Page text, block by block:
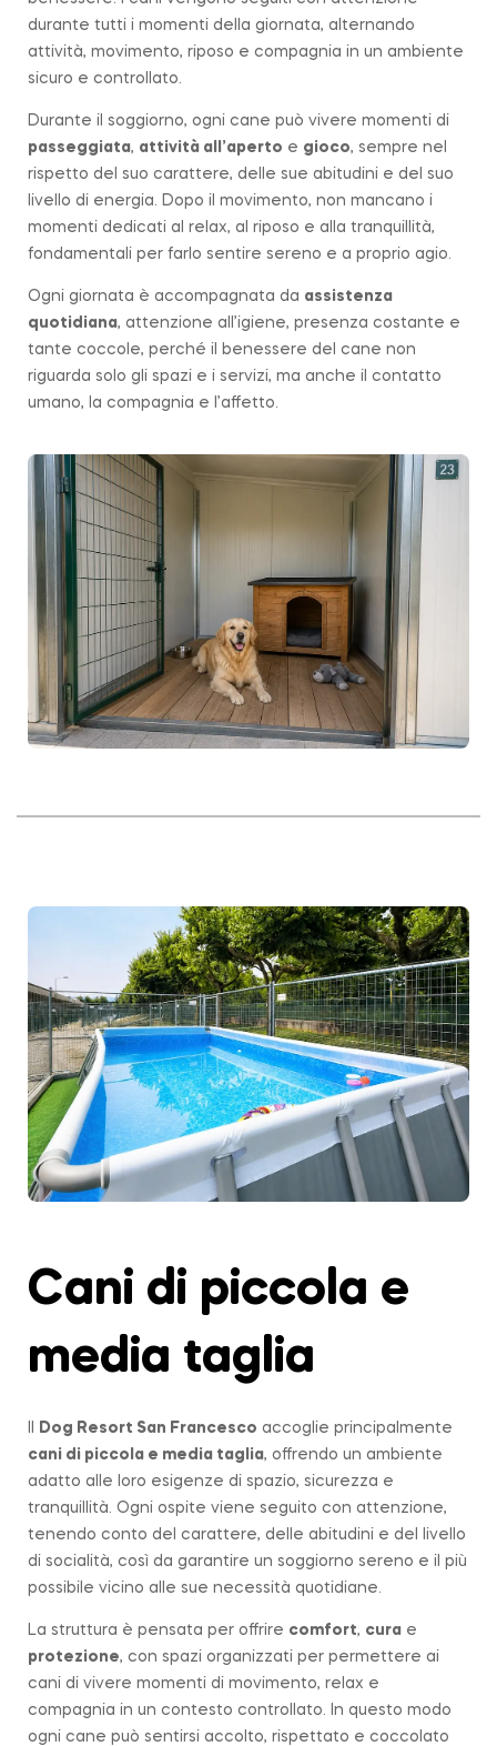
durante tutti i momenti della giornata, alternando
attività, movimento, riposo e compagnia in un ambiente
sicuro e controllato.
Durante il soggiorno, ogni cane può vivere momenti di
passeggiata, attività all’aperto e gioco, sempre nel
rispetto del suo carattere, delle sue abitudini e del suo
livello di energia. Dopo il movimento, non mancano i
momenti dedicati al relax, al riposo e alla tranquillità,
fondamentali per farlo sentire sereno e a proprio agio.
Ogni giornata è accompagnata da assistenza
quotidiana, attenzione all’igiene, presenza costante e
tante coccole, perché il benessere del cane non
riguarda solo gli spazi e i servizi, ma anche il contatto
umano, la compagnia e l’affetto.
Cani di piccola e
media taglia
Dog Resort San Francesco accoglie principalmente
cani di piccola e media taglia, offrendo un ambiente
adatto alle loro esigenze di spazio, sicurezza e
tranquillità. Ogni ospite viene seguito con attenzione,
tenendo conto del carattere, delle abitudini e del livello
di socialità, così da garantire un soggiorno sereno e il più
possibile vicino alle sue necessità quotidiane.
La struttura è pensata per offrire comfort, cura e
protezione, con spazi organizzati per permettere ai
cani di vivere momenti di movimento, relax e
compagnia in un contesto controllato. In questo modo
ogni cane può sentirsi accolto, rispettato e coccolato